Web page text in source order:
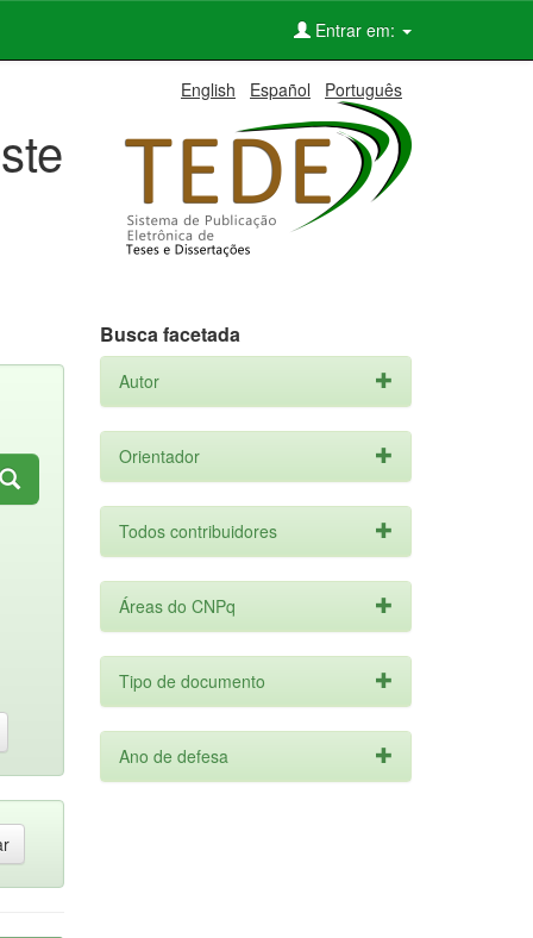
Entrar em:
English Español Português
Busca facetada
Autor
Orientador
Todos contribuidores
Áreas do CNPq
Tipo de documento
Ano de defesa